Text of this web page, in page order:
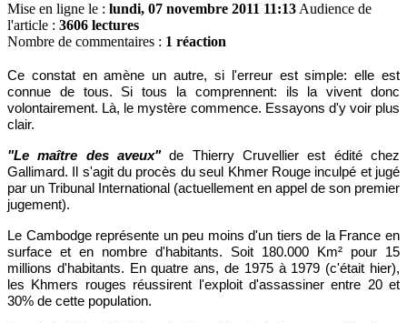
Mise en ligne le : lundi, 07 novembre 2011 11:13 Audience de
l'article : 3606 lectures
Nombre de commentaires : 1 réaction
Ce constat en amène un autre, si l'erreur est simple: elle est
connue de tous. Si tous la comprennent: ils la vivent donc
volontairement. Là, le mystère commence. Essayons d'y voir plus
clair.
"Le maître des aveux"de Thierry Cruvellier est édité chez
Gallimard. Il s'agit du procès du seul Khmer Rouge inculpé et jugé
par un Tribunal International (actuellement en appel de son premier
jugement).
Le Cambodge représente un peu moins d'un tiers de la France en
surface et en nombre d'habitants. Soit 180.000 Km² pour 15
millions d'habitants. En quatre ans, de 1975 à 1979 (c'était hier),
les Khmers rouges réussirent l'exploit d'assassiner entre 20 et
30% de cette population.